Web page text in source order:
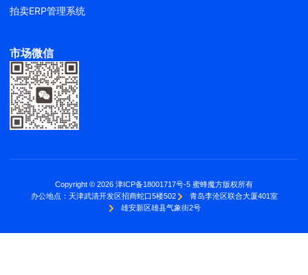
拍卖ERP管理系统
市场微信
Copyright © 2026 津ICP备18001717号-5 蜜蜂魔方版权所有
办公地点： 天津武清开发区招商蛇口5楼502
青岛李沧区联合大厦401室
雄安新区雄县气象街2号